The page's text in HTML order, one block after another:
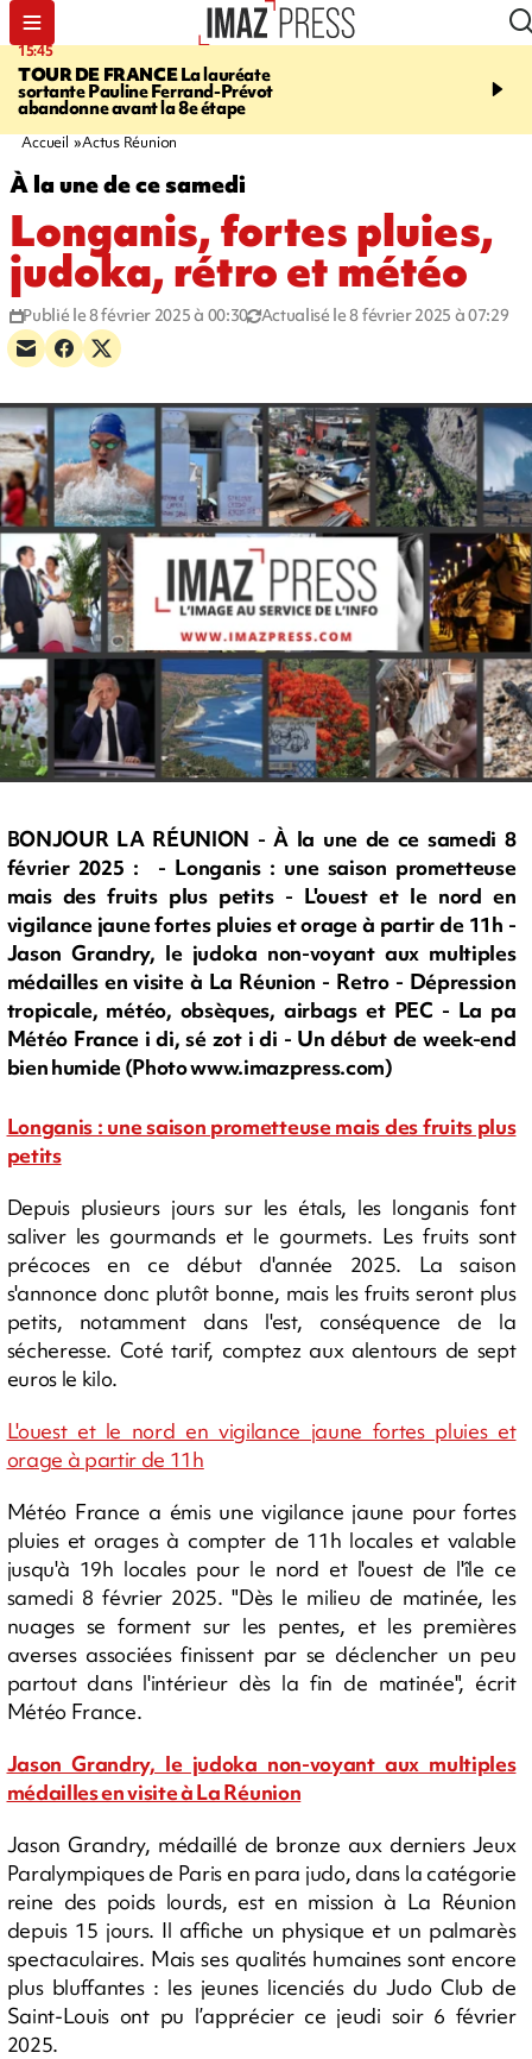
15:45
TOUR DE FRANCELa lauréate
sortante Pauline Ferrand-Prévot
abandonne avant la 8e étape
20:17
routière, concours de
Accueil Actus Réunion
À la une de ce samedi
Longanis, fortes pluies,
judoka, rétro et météo
Publié le 8 février 2025 à 00:30 Actualisé le 8 février 2025 à 07:29
BONJOUR LA RÉUNION - À la une de ce samedi 8
février 2025 : - Longanis : une saison prometteuse
mais des fruits plus petits - L'ouest et le nord en
vigilance jaune fortes pluies et orage à partir de 11h -
Jason Grandry, le judoka non-voyant aux multiples
médailles en visite à La Réunion - Retro - Dépression
tropicale, météo, obsèques, airbags et PEC - La pa
Météo France i di, sé zot i di - Un début de week-end
bien humide (Photo www.imazpress.com)
Longanis : une saison prometteuse mais des fruits plus
petits
Depuis plusieurs jours sur les étals, les longanis font
saliver les gourmands et le gourmets. Les fruits sont
précoces en ce début d'année 2025. La saison
s'annonce donc plutôt bonne, mais les fruits seront plus
petits, notamment dans l'est, conséquence de la
sécheresse. Coté tarif, comptez aux alentours de sept
euros le kilo.
L'ouest et le nord en vigilance jaune fortes pluies et
orage à partir de 11h
Météo France a émis une vigilance jaune pour fortes
pluies et orages à compter de 11h locales et valable
jusqu'à 19h locales pour le nord et l'ouest de l'île ce
samedi 8 février 2025. "Dès le milieu de matinée, les
nuages se forment sur les pentes, et les premières
averses associées finissent par se déclencher un peu
partout dans l'intérieur dès la fin de matinée", écrit
Météo France.
Jason Grandry, le judoka non-voyant aux multiples
médailles en visite à La Réunion
Jason Grandry, médaillé de bronze aux derniers Jeux
Paralympiques de Paris en para judo, dans la catégorie
reine des poids lourds, est en mission à La Réunion
depuis 15 jours. Il affiche un physique et un palmarès
spectaculaires. Mais ses qualités humaines sont encore
plus bluffantes : les jeunes licenciés du Judo Club de
Saint-Louis ont pu l’apprécier ce jeudi soir 6 février
2025.